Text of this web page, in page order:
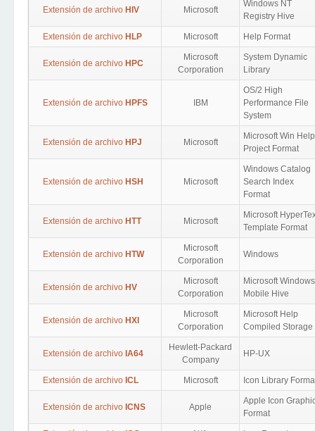
Extensión de archivo HIV Microsoft
Windows NT
Registry Hive
Extensión de archivo HLP Microsoft Help Format
Extensión de archivo HPC
Microsoft
Corporation
System Dynamic
Library
Extensión de archivo HPFS IBM
OS/2 High
Performance File
System
Extensión de archivo HPJ Microsoft
Microsoft Win Help
Project Format
Extensión de archivo HSH Microsoft
Windows Catalog
Search Index
Format
Extensión de archivo HTT Microsoft
Microsoft
Template Format
Extensión de archivo HTW
Microsoft
Corporation
Windows
Extensión de archivo HV
Microsoft
Corporation
Microsoft Windows
Mobile Hive
Extensión de archivo HXI
Microsoft
Corporation
Microsoft Help
Compiled Storage
Extensión de archivo IA64
Hewlett-Packard
Company
HP-UX
Extensión de archivo ICL Microsoft Icon Library
Extensión de archivo ICNS Apple
Apple Icon
Format